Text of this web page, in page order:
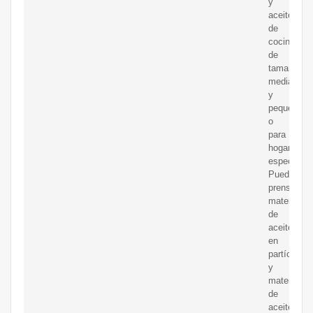
aceite
de
cocina
de
tamaño
mediano
y
pequeño
o
para
hogares
Pueden
prensar
materiales
de
aceite
en
partículas
y
materiales
de
aceite